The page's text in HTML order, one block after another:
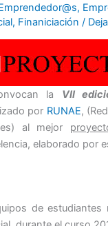
,
, Finaniciación /
la VII
por RUNAE,
al mejor
elaborado por
de estudiantes